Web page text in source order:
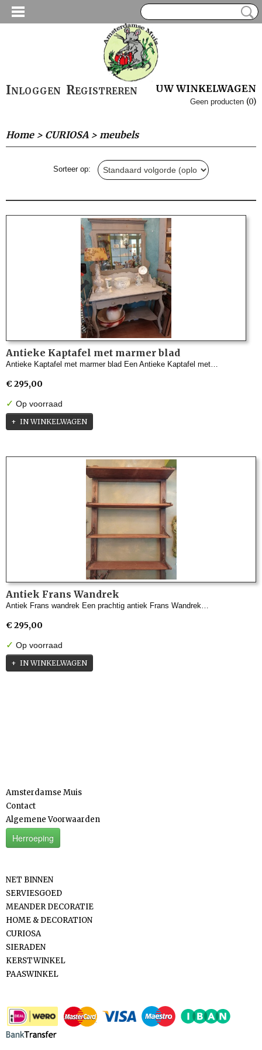
Inloggen Registreren UW WINKELWAGEN
Geen producten (0)
Home> CURIOSA> meubels
Sorteer op:
Antieke Kaptafel met marmer blad
Antieke Kaptafel met marmer blad Een Antieke Kaptafel met…
€ 295,00
✓ Op voorraad
IN WINKELWAGEN
Antiek Frans Wandrek
Antiek Frans wandrek Een prachtig antiek Frans Wandrek…
€ 295,00
✓ Op voorraad
IN WINKELWAGEN
Amsterdamse Muis
Contact
Algemene Voorwaarden
Herroeping
NET BINNEN
SERVIESGOED
MEANDER DECORATIE
HOME & DECORATION
CURIOSA
SIERADEN
KERSTWINKEL
PAASWINKEL